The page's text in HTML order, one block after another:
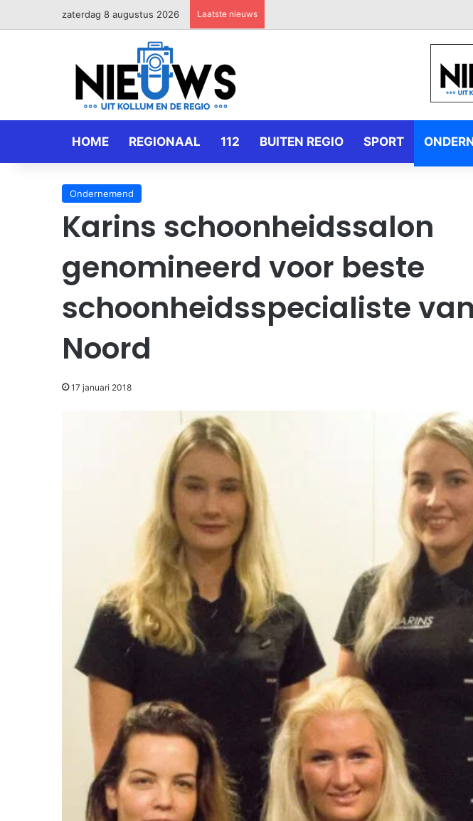
zaterdag 8 augustus 2026 Laatste nieuws
HOME REGIONAAL 112 BUITEN REGIO SPORT
Ondernemend
Karins schoonheidssalon
genomineerd voor beste
schoonheidsspecialiste
Noord
17 januari 2018